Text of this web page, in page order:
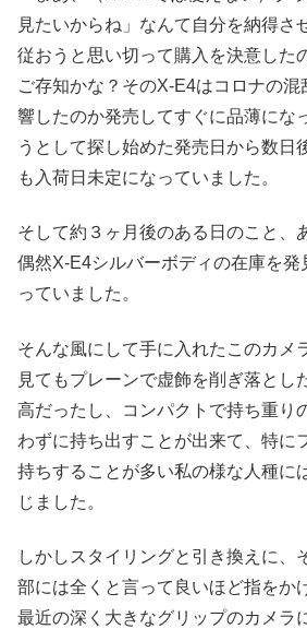
見たいからね」なんて自分を納得さ
従おうと思い切って購入を決意した
ご存知かな？そのX-E4はコロナの
響したのか発売してすぐに品薄にな
うとして探し始めた発売日から数日
も入荷日未定になっていました。
そして約３ヶ月後のある日のこと、
偶然X-E4シルバーボディの在庫を発
っていました。
そんな風にして手に入れたこのカメ
見てもプレーンで虚飾を削ぎ落とし
高だったし、コンパクトで持ち重り
わずに持ち出すことが出来て、特に
持ちすることが多い私の様な人種に
じました。
しかしスタイリングと引き換えに、
部には全くと言って良いほど指をか
最近の深く大きなグリップのカメラ